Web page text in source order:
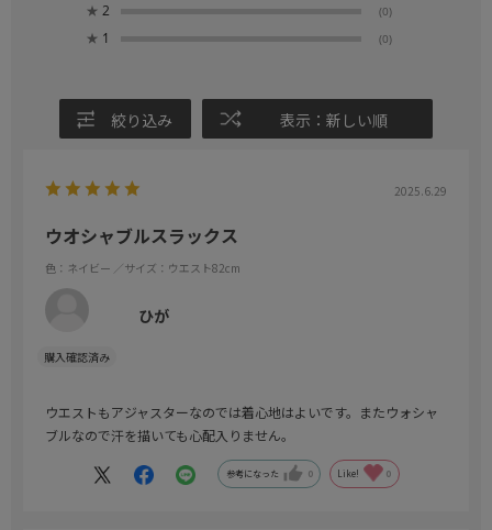
★ 2 (0)
★ 1 (0)
絞り込み 表示：新しい順
2025.6.29
ウオシャブルスラックス
色：ネイビー ／サイズ：ウエスト82cm
ひが
ウエストもアジャスターなのでは着心地はよいです。またウォシャ
ブルなので汗を描いても心配入りません。
参考になった 0 Like! 0